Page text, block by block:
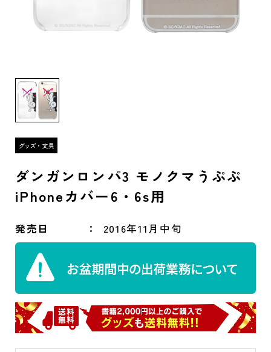
ダンガンロンパ3 モノクマうぷぷ
iPhoneカバー6・6s用
発売日 2016年11月中旬